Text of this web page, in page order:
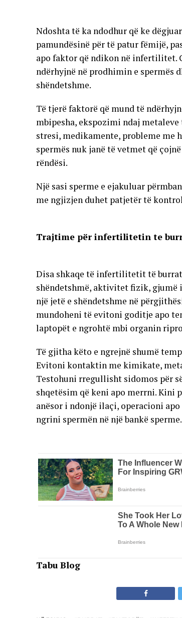
Ndoshta të ka ndodhur që ke
pamundësinë për të patur fëmijë,
apo faktor që ndikon në infertilitet.
ndërhyjnë në prodhimin e spermës
shëndetshme.
Të tjerë faktorë që mund të
mbipesha, ekspozimi ndaj
stresi, medikamente, probleme me
spermës nuk janë të vetmet që
rëndësi.
Një sasi sperme e ejakuluar
me ngjizjen duhet patjetër të
Trajtime për infertilitetin te
Disa shkaqe të infertilitetit të
shëndetshmë, aktivitet fizik, gjumë
një jetë e shëndetshme në
mundoheni të evitoni goditje apo
laptopët e ngrohtë mbi organin
Të gjitha këto e ngrejnë shumë
Evitoni kontaktin me kimikate,
Testohuni rregullisht sidomos për
shqetësim që keni apo merrni. Kini
anësor i ndonjë ilaçi, operacioni
ngrini spermën në një bankë sperme.
Tabu Blog